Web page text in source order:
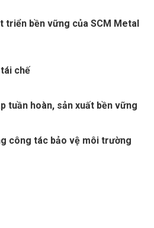
triển bền vững của SCM Metal
chế
tuần hoàn, sản xuất bền vững
công tác bảo vệ môi trường